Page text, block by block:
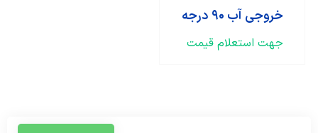
خروجی آب ۹۰ درجه
جهت استعلام قیمت